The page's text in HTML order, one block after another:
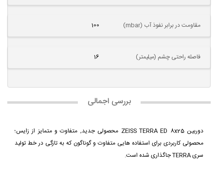
مقاومت در برابر نفوذ آب (mbar) 100
فاصله راحتی چشم (میلیمتر) 16
بررسی اجمالی
دوربین ZEISS TERRA ED 8x25 محصولی جدید, متفاوت و متمایز از زایس؛
محصولی کاربردی برای استفاده هایی متفاوت و گوناگون که به تازگی در خط تولید
سری TERRA جاگذاری شده است.